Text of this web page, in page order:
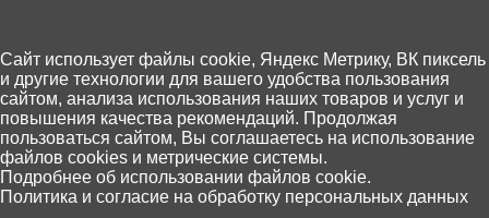
В наличии в 14 магазинах
Пункты выдачи Хоббит
46 по Калининграду и области
14 августа, (пятница)
Оплата - картой на сайте или при
Главная Каталог Корзина
0
Избранное Поиск
Cайт использует файлы cookie, Яндекс Метрику, ВК пиксель
и другие технологии для вашего удобства пользования
сайтом, анализа использования наших товаров и услуг и
повышения качества рекомендаций. Продолжая
пользоваться сайтом, Вы соглашаетесь на использование
файлов cookies и метрические системы.
Подробнее об использовании файлов cookie.
Политика и согласие на обработку персональных данных